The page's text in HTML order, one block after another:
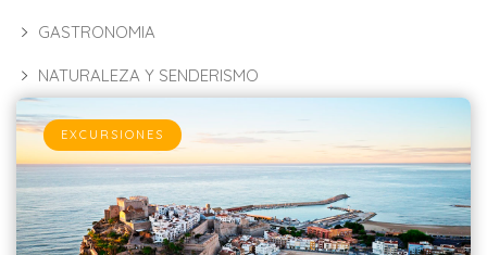
GASTRONOMIA
NATURALEZA Y SENDERISMO
EXCURSIONES